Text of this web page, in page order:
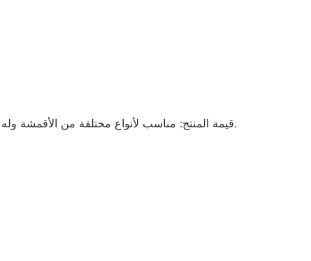
- قيمة المنتج: مناسب لأنواع مختلفة من الأقمشة وله ميزات لتحسين جودة القماش.